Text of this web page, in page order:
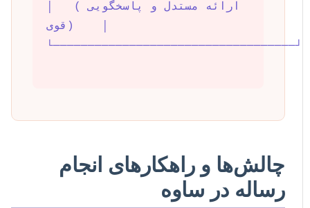
│   (ارائه مستدل و پاسخگویی
└───────────────────────────────────┘
چالش‌ها و راهکارهای انجام
رساله در ساوه